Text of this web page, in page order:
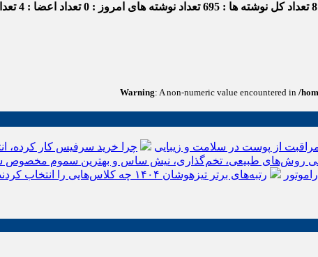
تعداد کل نوشته ها : 695 تعداد نوشته های امروز : 0 تعداد اعضا : 4
Warning: A non-numeric value encountered in /
از پوست در سلامت و زیبایی چرا خرید سرفیس کار کرده،
روش‌های طبیعی، تخم‌گذاری، نیش ساس و بهترین سموم
رتبه‌های برتر تیزهوشان ۱۴۰۴ چه کلاس‌هایی را انتخاب کردند؟